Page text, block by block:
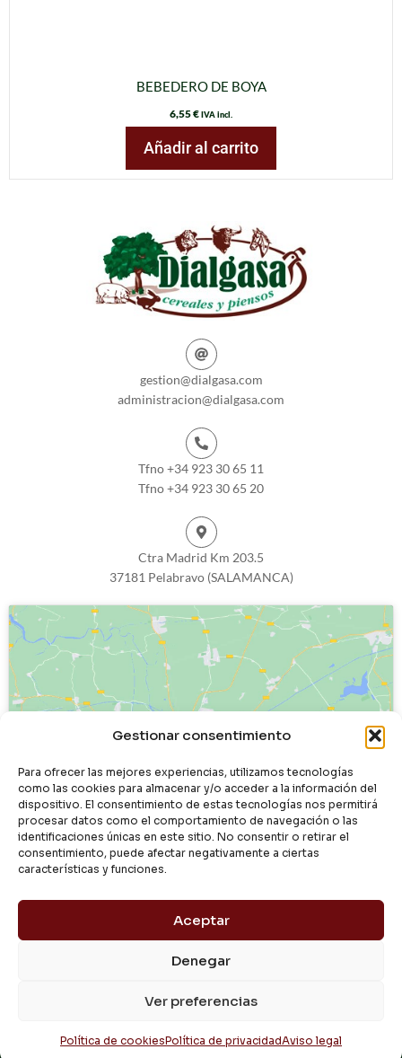
Gestionar consentimiento
Para ofrecer las mejores experiencias, utilizamos tecnologías
como las cookies para almacenar y/o acceder a la información del
dispositivo. El consentimiento de estas tecnologías nos permitirá
procesar datos como el comportamiento de navegación o las
identificaciones únicas en este sitio. No consentir o retirar el
consentimiento, puede afectar negativamente a ciertas
características y funciones.
Aceptar
Denegar
Ver preferencias
Política de cookiesPolítica de privacidadAviso legal
BEBEDERO DE BOYA
6,55€IVA incl.
Añadir al carrito
gestion@dialgasa.com
administracion@dialgasa.com
Tfno +34 923 30 65 11
Tfno +34 923 30 65 20
Ctra Madrid Km 203.5
37181 Pelabravo (SALAMANCA)
Haz clic para aceptar cookies de
Política de PrivacidadCondiciones de Uso